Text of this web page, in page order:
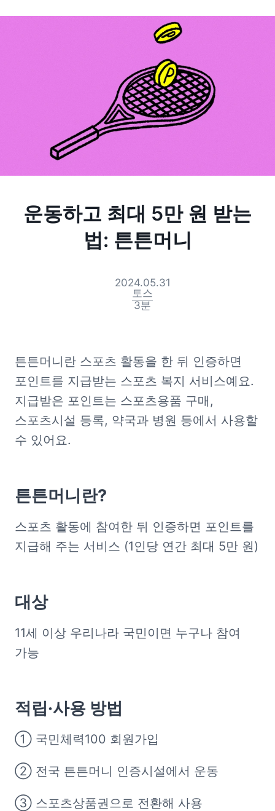
운동하고 최대 5만 원 받는
법: 튼튼머니
2024.05.31
토스
3분
튼튼머니란 스포츠 활동을 한 뒤 인증하면
포인트를 지급받는 스포츠 복지 서비스예요.
지급받은 포인트는 스포츠용품 구매,
스포츠시설 등록, 약국과 병원 등에서 사용할
수 있어요.
튼튼머니란?
스포츠 활동에 참여한 뒤 인증하면 포인트를
지급해 주는 서비스 (1인당 연간 최대 5만 원)
대상
11세 이상 우리나라 국민이면 누구나 참여
가능
적립·사용 방법
➀ 국민체력100 회원가입
➁ 전국 튼튼머니 인증시설에서 운동
➂ 스포츠상품권으로 전환해 사용